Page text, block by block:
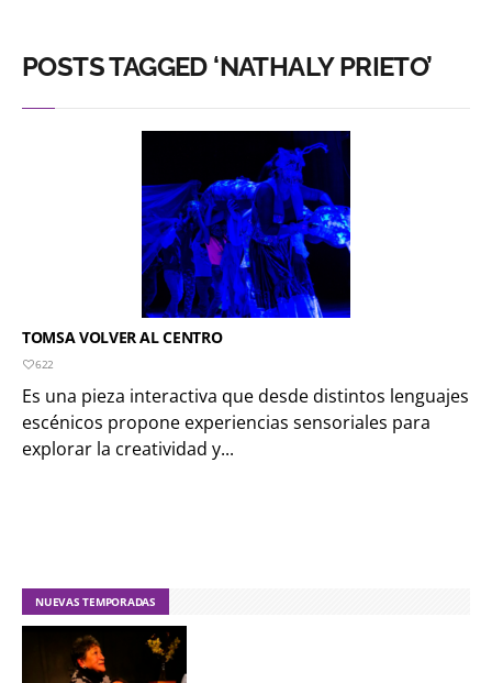
POSTS TAGGED ‘NATHALY PRIETO’
TOMSA VOLVER AL CENTRO
622
Es una pieza interactiva que desde distintos lenguajes
escénicos propone experiencias sensoriales para
explorar la creatividad y...
NUEVAS TEMPORADAS